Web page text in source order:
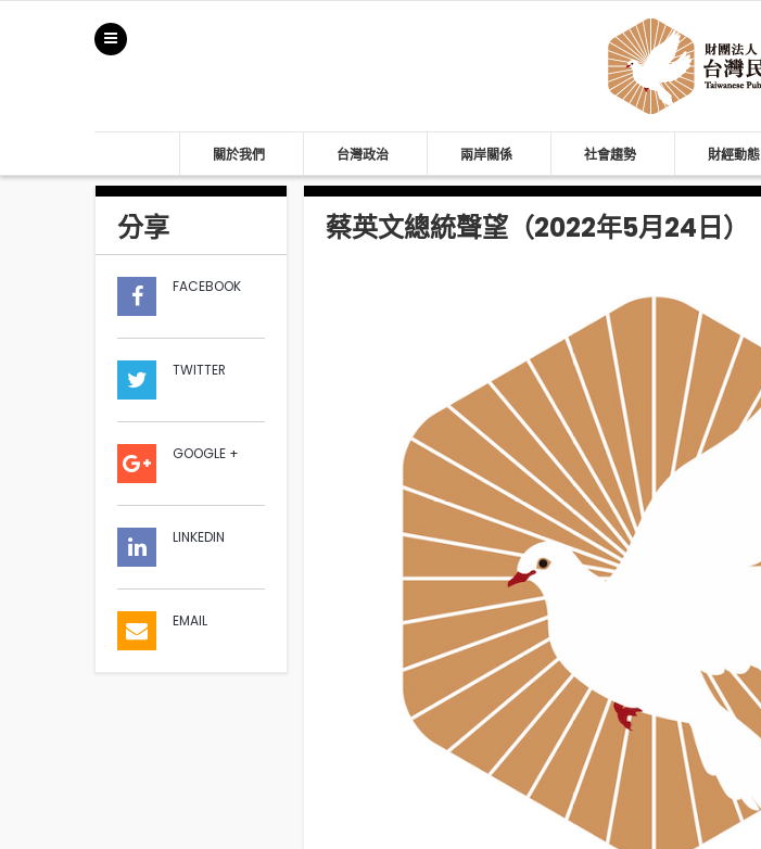
關於我們 台灣政治 兩岸關係 社會趨勢 財經動態
分享
FACEBOOK
TWITTER
GOOGLE +
LINKEDIN
EMAIL
蔡英文總統聲望（2022年5月24日）